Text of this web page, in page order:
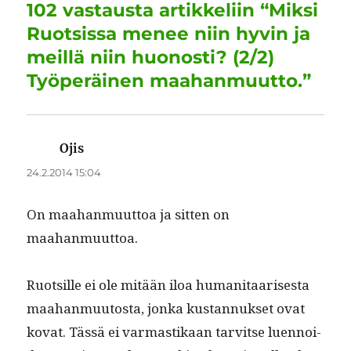
o
k
n p m
102 vastausta artikkeliin “Miksi
Ruotsissa menee niin hyvin ja
meillä niin huonosti? (2/2)
Työperäinen maahanmuutto.”
Ojis
24.2.2014 15:04
On maa­han­muut­toa ja sit­ten on
maahanmuuttoa.
Ruot­sille ei ole mitään iloa human­i­taaris­es­ta
maa­han­muu­tos­ta, jon­ka kus­tan­nuk­set ovat
kovat. Tässä ei var­mas­tikaan tarvitse luen­noi­